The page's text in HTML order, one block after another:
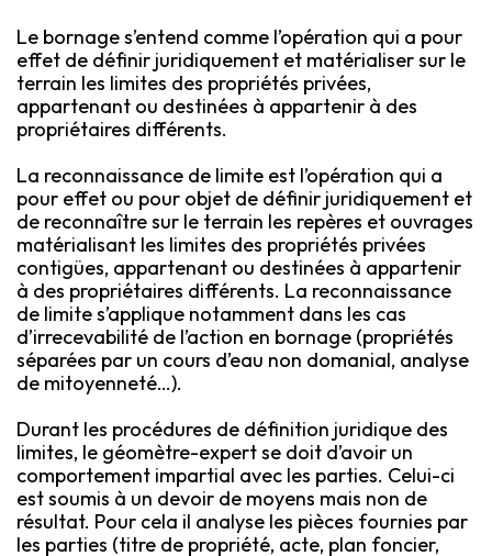
Le bornage s’entend comme l’opération qui a pour
effet de définir juridiquement et matérialiser sur le
terrain les limites des propriétés privées,
appartenant ou destinées à appartenir à des
propriétaires différents.
La reconnaissance de limite est l’opération qui a
pour effet ou pour objet de définir juridiquement et
de reconnaître sur le terrain les repères et ouvrages
matérialisant les limites des propriétés privées
contigües, appartenant ou destinées à appartenir
à des propriétaires différents. La reconnaissance
de limite s’applique notamment dans les cas
d’irrecevabilité de l’action en bornage (propriétés
séparées par un cours d’eau non domanial, analyse
de mitoyenneté…).
Durant les procédures de définition juridique des
limites, le géomètre-expert se doit d’avoir un
comportement impartial avec les parties. Celui-ci
est soumis à un devoir de moyens mais non de
résultat. Pour cela il analyse les pièces fournies par
les parties (titre de propriété, acte, plan foncier,